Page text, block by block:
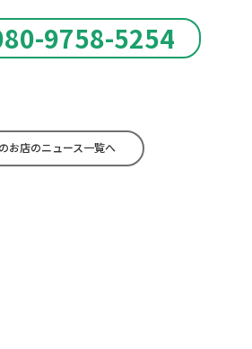
9758-5254
お店のニュース一覧へ